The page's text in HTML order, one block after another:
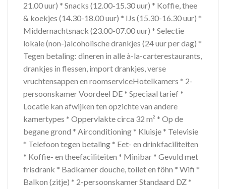
21.00 uur) * Snacks (12.00-15.30 uur) * Koffie, thee
& koekjes (14.30-18.00 uur) * IJs (15.30-16.30 uur) *
Middernachtsnack (23.00-07.00 uur) * Selectie
lokale (non-)alcoholische drankjes (24 uur per dag) *
Tegen betaling: dineren in alle à-la-carterestaurants,
drankjes in flessen, import drankjes, verse
vruchtensappen en roomserviceHotelkamers * 2-
persoonskamer Voordeel DE * Speciaal tarief *
Locatie kan afwijken ten opzichte van andere
kamertypes * Oppervlakte circa 32 m² * Op de
begane grond * Airconditioning * Kluisje * Televisie
* Telefoon tegen betaling * Eet- en drinkfaciliteiten
* Koffie- en theefaciliteiten * Minibar * Gevuld met
frisdrank * Badkamer douche, toilet en föhn * Wifi *
Balkon (zitje) * 2-persoonskamer Standaard DZ *